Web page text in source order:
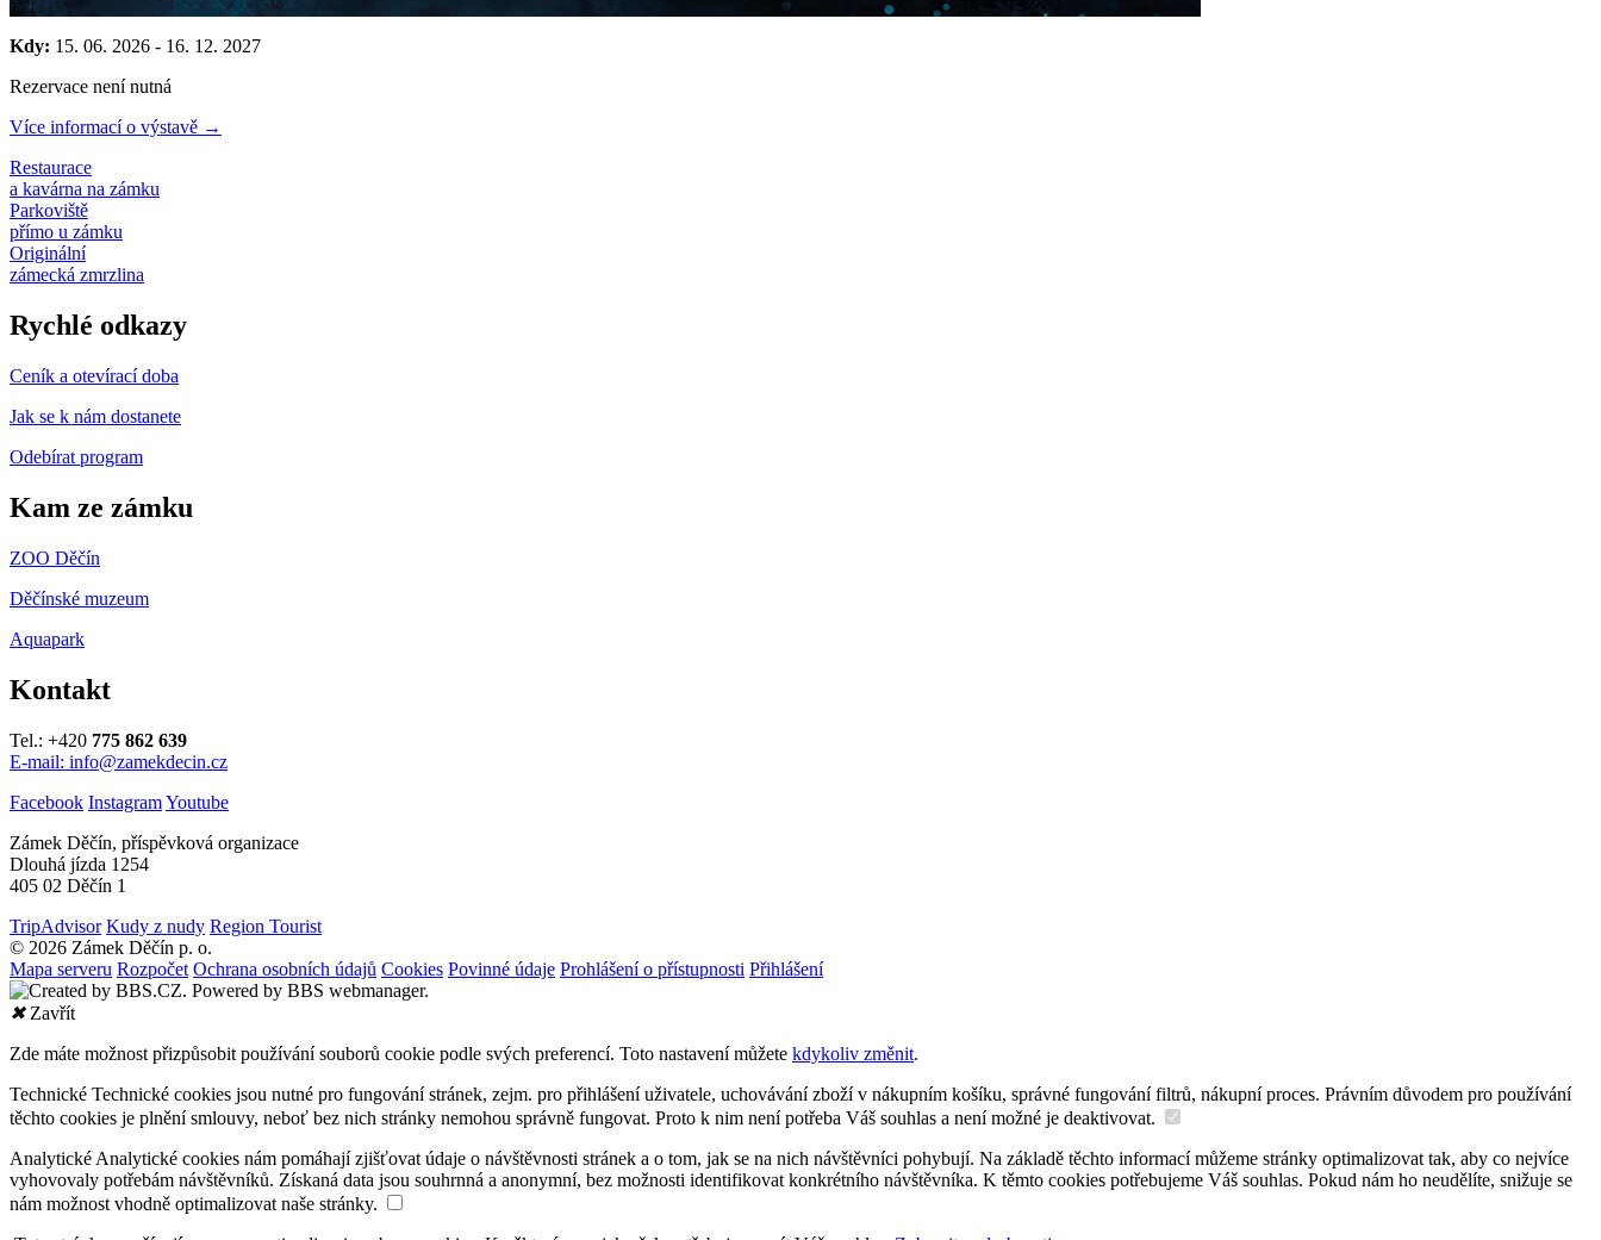
Kdy: 15. 06. 2026 - 16. 12. 2027
Rezervace není nutná
Více informací o výstavě →
Restaurace
a kavárna na zámku
Parkoviště
přímo u zámku
Originální
zámecká zmrzlina
Rychlé odkazy
Ceník a otevírací doba
Jak se k nám dostanete
Odebírat program
Kam ze zámku
ZOO Děčín
Děčínské muzeum
Aquapark
Kontakt
Tel.: +420 775 862 639
E-mail: info@zamekdecin.cz
Facebook InstagramYoutube
Zámek Děčín, příspěvková organizace
Dlouhá jízda 1254
405 02 Děčín 1
TripAdvisor Kudy z nudy Region Tourist
© 2026 Zámek Děčín p. o.
Mapa serveru Rozpočet Ochrana osobních údajů Cookies Povinné údaje Prohlášení o přístupnosti Přihlášení
✖Zavřít
Zde máte možnost přizpůsobit používání souborů cookie podle svých preferencí. Toto nastavení můžete kdykoliv změnit.
Technické Technické cookies jsou nutné pro fungování stránek, zejm. pro přihlášení uživatele, uchovávání zboží v nákupním košíku, správné fungování filtrů, nákupní proces. Právním důvodem pro používání
těchto cookies je plnění smlouvy, neboť bez nich stránky nemohou správně fungovat. Proto k nim není potřeba Váš souhlas a není možné je deaktivovat.
Analytické Analytické cookies nám pomáhají zjišťovat údaje o návštěvnosti stránek a o tom, jak se na nich návštěvníci pohybují. Na základě těchto informací můžeme stránky optimalizovat tak, aby co nejvíce
vyhovovaly potřebám návštěvníků. Získaná data jsou souhrnná a anonymní, bez možnosti identifikovat konkrétního návštěvníka. K těmto cookies potřebujeme Váš souhlas. Pokud nám ho neudělíte, snižuje se
nám možnost vhodně optimalizovat naše stránky.